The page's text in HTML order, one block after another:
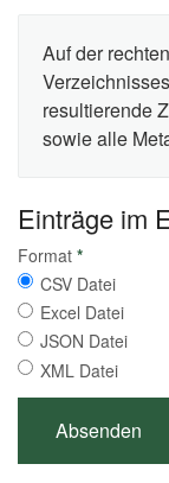
Auf der
resultierende
sowie alle
Einträge im
Format *
CSV Datei
Excel Datei
JSON Datei
XML Datei